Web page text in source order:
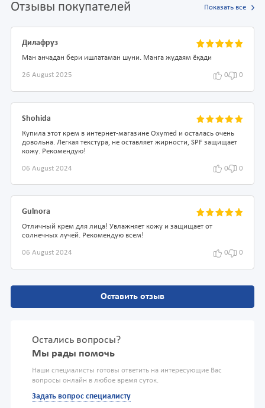
Отзывы покупателей Показать все
Дилафруз
Ман анчадан бери ишлатаман шуни. Манга жудаям ёқади
26 August 2025 0 0
Shohida
Купила этот крем в интернет-магазине Oxymed и осталась очень
довольна. Легкая текстура, не оставляет жирности, SPF защищает
кожу. Рекомендую!
06 August 2024 0 0
Gulnora
Отличный крем для лица! Увлажняет кожу и защищает от
солнечных лучей. Рекомендую всем!
06 August 2024 0 0
Оставить отзыв
Остались вопросы?
Мы рады помочь
Наши специалисты готовы ответить на интересующие Вас
вопросы онлайн в любое время суток.
Задать вопрос специалисту